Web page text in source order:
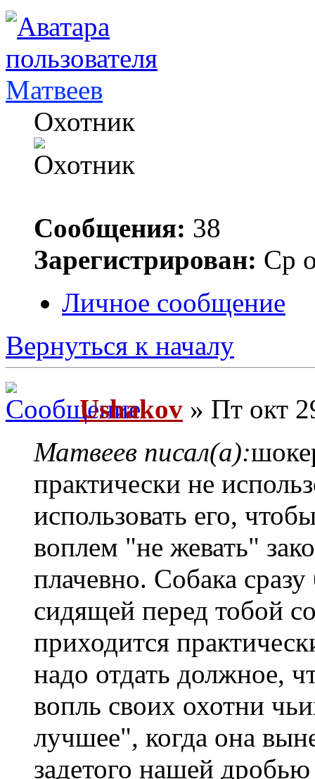
Матвеев
Охотник
Сообщения: 38
Зарегистрирован: Ср
Личное сообщение
Вернуться к началу
Ushakov » Пт окт
Матвеев писал(а):
практически не
использовать его,
воплем "не жевать"
плачевно. Собака
сидящей перед тобой
приходится
надо отдать должное,
вопль своих охотни
лучшее", когда она
задетого нашей